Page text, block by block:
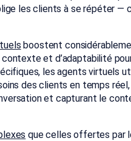
les clients à se répéter —
boostent
et d’adaptabilité
les agents virtuels
des clients en temps
et capturant le
que celles offertes par